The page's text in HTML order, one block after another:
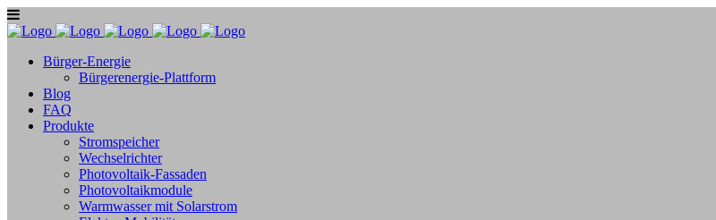
Bürger-Energie
Bürgerenergie-Plattform
Blog
FAQ
Produkte
Stromspeicher
Wechselrichter
Photovoltaik-Fassaden
Photovoltaikmodule
Warmwasser mit Solarstrom